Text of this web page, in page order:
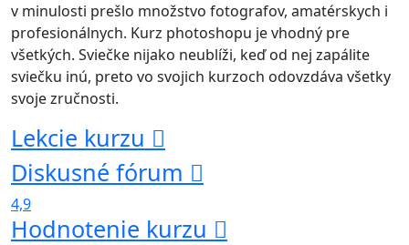
v minulosti prešlo množstvo fotografov, amatérskych i
profesionálnych. Kurz photoshopu je vhodný pre
všetkých. Sviečke nijako neublíži, keď od nej zapálite
sviečku inú, preto vo svojich kurzoch odovzdáva všetky
svoje zručnosti.
Lekcie kurzu
Diskusné fórum
4,9
Hodnotenie kurzu